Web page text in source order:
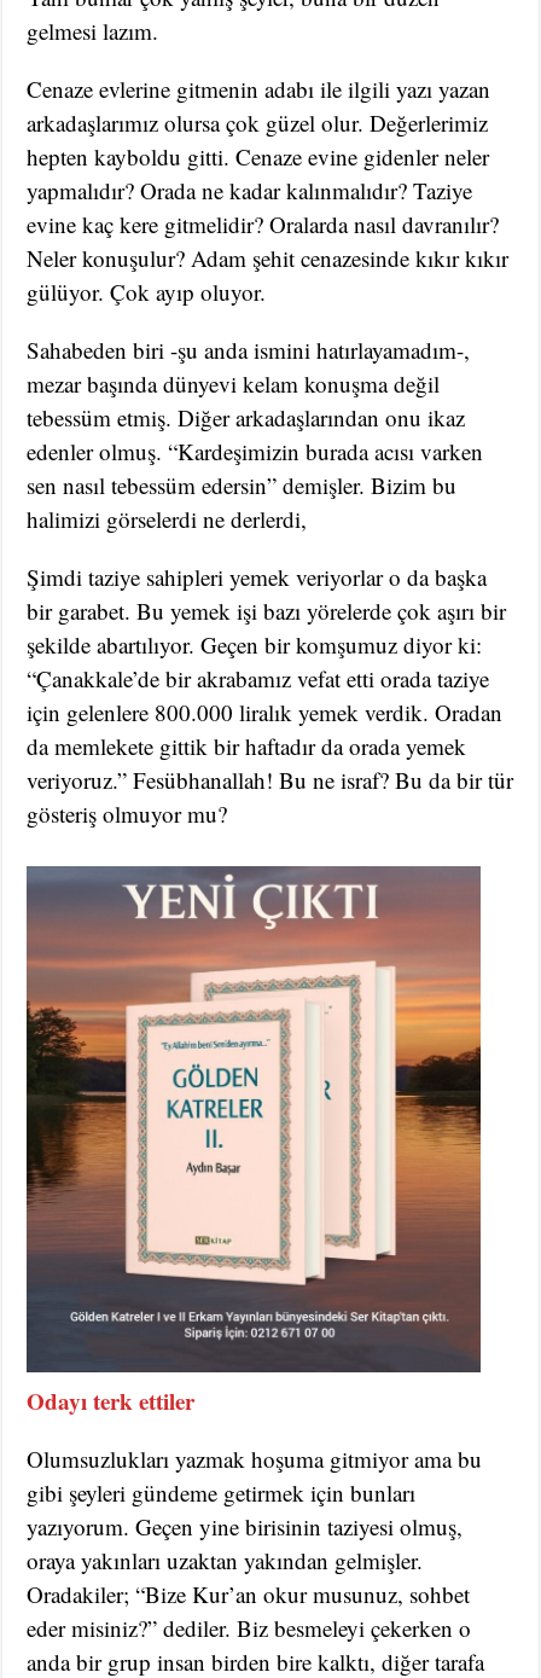
gelmesi lazım.
Cenaze evlerine gitmenin adabı ile ilgili yazı yazan
arkadaşlarımız olursa çok güzel olur. Değerlerimiz
hepten kayboldu gitti. Cenaze evine gidenler neler
yapmalıdır? Orada ne kadar kalınmalıdır? Taziye
evine kaç kere gitmelidir? Oralarda nasıl davranılır?
Neler konuşulur? Adam şehit cenazesinde kıkır kıkır
gülüyor. Çok ayıp oluyor.
Sahabeden biri -şu anda ismini hatırlayamadım-,
mezar başında dünyevi kelam konuşma değil
tebessüm etmiş. Diğer arkadaşlarından onu ikaz
edenler olmuş. “Kardeşimizin burada acısı varken
sen nasıl tebessüm edersin” demişler. Bizim bu
halimizi görselerdi ne derlerdi,
Şimdi taziye sahipleri yemek veriyorlar o da başka
bir garabet. Bu yemek işi bazı yörelerde çok aşırı bir
şekilde abartılıyor. Geçen bir komşumuz diyor ki:
“Çanakkale’de bir akrabamız vefat etti orada taziye
için gelenlere 800.000 liralık yemek verdik. Oradan
da memlekete gittik bir haftadır da orada yemek
veriyoruz.” Fesübhanallah! Bu ne israf? Bu da bir tür
gösteriş olmuyor mu?
Odayı terk ettiler
Olumsuzlukları yazmak hoşuma gitmiyor ama bu
gibi şeyleri gündeme getirmek için bunları
yazıyorum. Geçen yine birisinin taziyesi olmuş,
oraya yakınları uzaktan yakından gelmişler.
Oradakiler; “Bize Kur’an okur musunuz, sohbet
eder misiniz?” dediler. Biz besmeleyi çekerken o
anda bir grup insan birden bire kalktı, diğer tarafa